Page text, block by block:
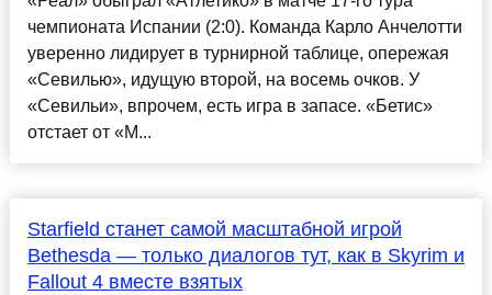
чемпионата Испании (2:0). Команда Карло Анчелотти
уверенно лидирует в турнирной таблице, опережая
«Севилью», идущую второй, на восемь очков. У
«Севильи», впрочем, есть игра в запасе. «Бетис»
отстает от «М...
Starfield станет самой масштабной игрой
Bethesda — только диалогов тут, как в Skyrim и
Fallout 4 вместе взятых